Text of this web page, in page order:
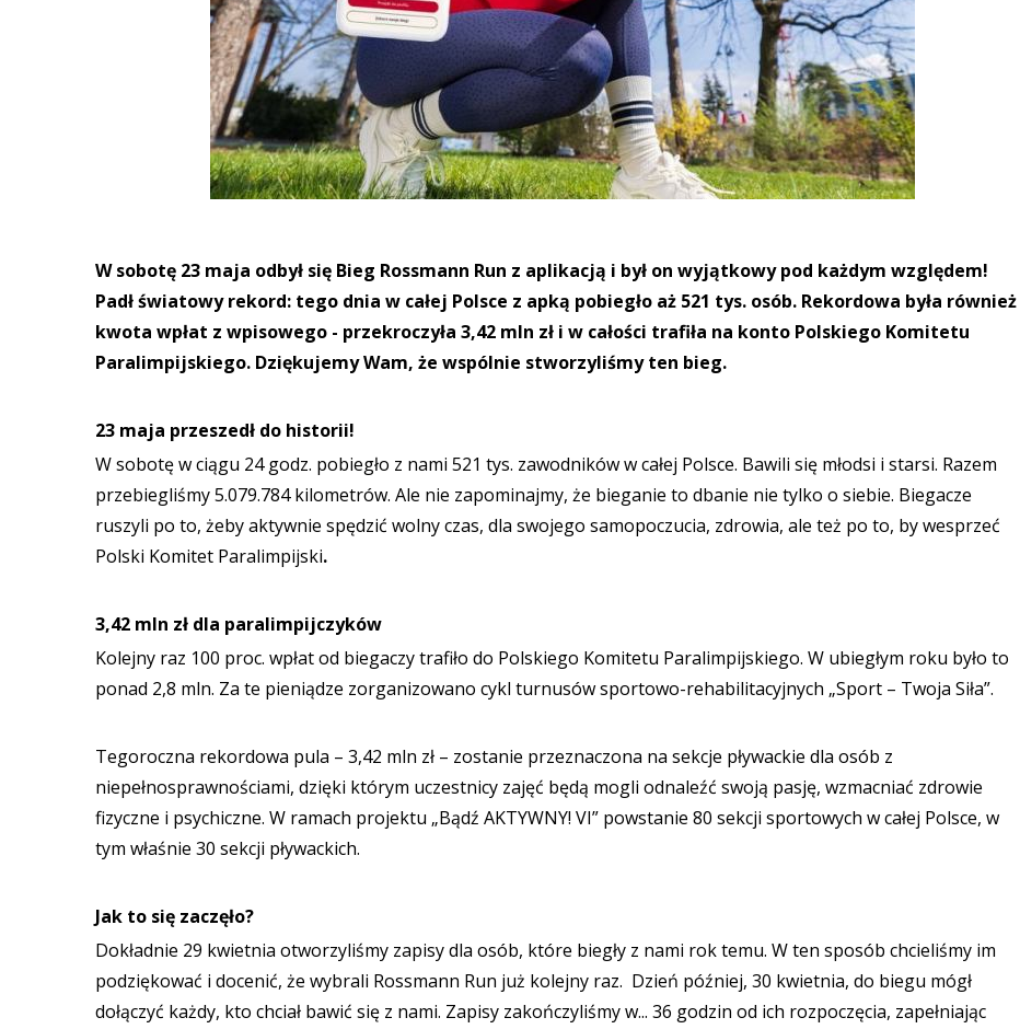
W sobotę 23 maja odbył się Bieg Rossmann Run z aplikacją i był on wyjątkowy pod każdym względem!
Padł światowy rekord: tego dnia w całej Polsce z apką pobiegło aż 521 tys. osób. Rekordowa była również
kwota wpłat z wpisowego - przekroczyła 3,42 mln zł i w całości trafiła na konto Polskiego Komitetu
Paralimpijskiego. Dziękujemy Wam, że wspólnie stworzyliśmy ten bieg.
23 maja przeszedł do historii!
W sobotę w ciągu 24 godz. pobiegło z nami 521 tys. zawodników w całej Polsce. Bawili się młodsi i starsi. Razem
przebiegliśmy 5.079.784 kilometrów. Ale nie zapominajmy, że bieganie to dbanie nie tylko o siebie. Biegacze
ruszyli po to, żeby aktywnie spędzić wolny czas, dla swojego samopoczucia, zdrowia, ale też po to, by wesprzeć
Polski Komitet Paralimpijski.
3,42 mln zł dla paralimpijczyków
Kolejny raz 100 proc. wpłat od biegaczy trafiło do Polskiego Komitetu Paralimpijskiego. W ubiegłym roku było to
ponad 2,8 mln. Za te pieniądze zorganizowano cykl turnusów sportowo-rehabilitacyjnych „Sport – Twoja Siła”.
Tegoroczna rekordowa pula – 3,42 mln zł – zostanie przeznaczona na sekcje pływackie dla osób z
niepełnosprawnościami, dzięki którym uczestnicy zajęć będą mogli odnaleźć swoją pasję, wzmacniać zdrowie
fizyczne i psychiczne. W ramach projektu „Bądź AKTYWNY! VI” powstanie 80 sekcji sportowych w całej Polsce, w
tym właśnie 30 sekcji pływackich.
Jak to się zaczęło?
Dokładnie 29 kwietnia otworzyliśmy zapisy dla osób, które biegły z nami rok temu. W ten sposób chcieliśmy im
podziękować i docenić, że wybrali Rossmann Run już kolejny raz. Dzień później, 30 kwietnia, do biegu mógł
dołączyć każdy, kto chciał bawić się z nami. Zapisy zakończyliśmy w... 36 godzin od ich rozpoczęcia, zapełniając